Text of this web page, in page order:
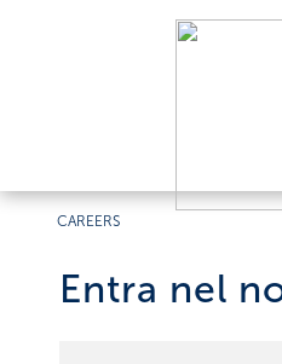
CAREERS
Entra nel